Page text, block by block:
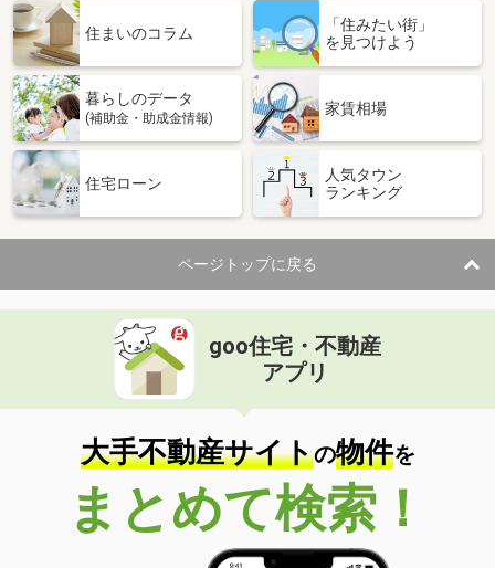
価 格
4.90万円
福岡県福岡市東区千早５丁目
専有面積 23.4m²
間取り
福岡県北九州市若松区片山１丁目
住 所
福岡県北九州市若松区片山１丁目
専有面積 51.66m²
間取り
3K
福岡県北九州市八幡東区白川町
価 格
住 所
福岡県北九州市八幡東区白川町
専有面積 20.11m²
間取り
1K
福岡県北九州市小倉北区黄金１
価 格
7.90万円
福岡県北九州市小倉北区黄金１
住まいのコラム
「住みたい街」
を見つけよう
暮らしのデータ
(補助金・助成金情報)
家賃相場
住宅ローン
人気タウン
ランキング
ページトップに戻る
goo住宅・不動産
アプリ
大手不動産サイトの物件を
まとめて検索！